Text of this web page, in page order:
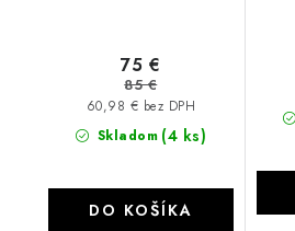
Skladom (4 ks)
60,98 € bez DPH
75 €
85 €
DO KOŠÍKA